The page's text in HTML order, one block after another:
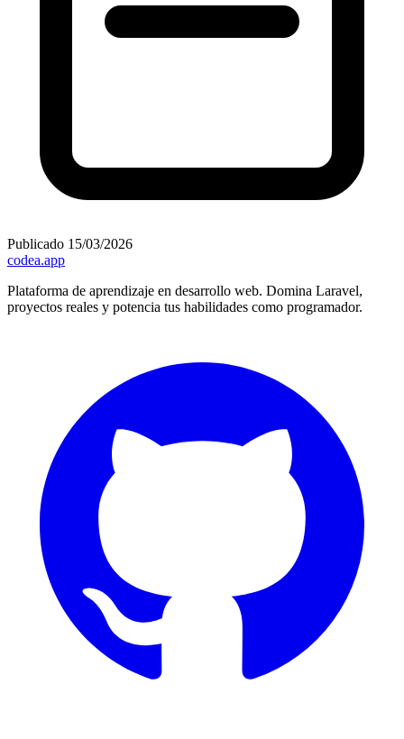
Publicado 15/03/2026
codea.app
Plataforma de aprendizaje en desarrollo web. Domina Laravel,
proyectos reales y potencia tus habilidades como programador.